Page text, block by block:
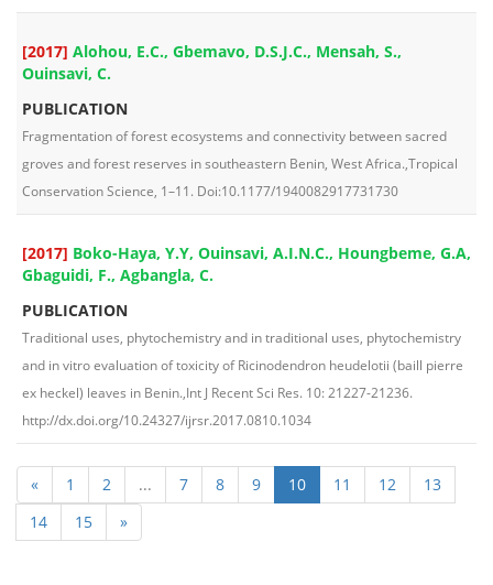
[2017] Alohou, E.C., Gbemavo, D.S.J.C., Mensah, S.,
Ouinsavi, C.
PUBLICATION
Fragmentation of forest ecosystems and connectivity between sacred
groves and forest reserves in southeastern Benin, West Africa.,Tropical
Conservation Science, 1–11. Doi:10.1177/1940082917731730
[2017] Boko-Haya, Y.Y, Ouinsavi, A.I.N.C., Houngbeme, G.A,
Gbaguidi, F., Agbangla, C.
PUBLICATION
Traditional uses, phytochemistry and in traditional uses, phytochemistry
and in vitro evaluation of toxicity of Ricinodendron heudelotii (baill pierre
ex heckel) leaves in Benin.,Int J Recent Sci Res. 10: 21227-21236.
http://dx.doi.org/10.24327/ijrsr.2017.0810.1034
« 1 2 ... 7 8 9 10 11 12
13
14
15 »